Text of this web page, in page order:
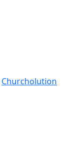
Churcholution